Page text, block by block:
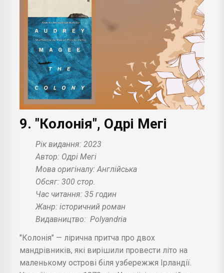
9. "Колонія", Одрі Мегі
Рік видання: 2023
Автор: Одрі Мегі
Мова оригіналу: Англійська
Обсяг: 300 стор.
Час читання: 35 годин
Жанр: історичний роман
Видавництво: Polyandria
"Колонія" — лірична притча про двох
мандрівників, які вирішили провести літо на
маленькому острові біля узбережжя Ірландії.